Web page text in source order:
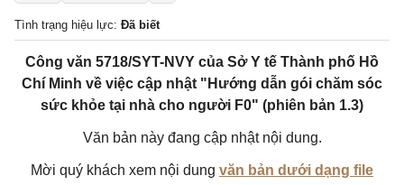
Tình trạng hiệu lực: Đã biết
Công văn 5718/SYT-NVY của Sở Y tế Thành phố Hồ
Chí Minh về việc cập nhật "Hướng dẫn gói chăm sóc
sức khỏe tại nhà cho người F0" (phiên bản 1.3)
Văn bản này đang cập nhật nội dung.
Mời quý khách xem nội dung văn bản dưới dạng file